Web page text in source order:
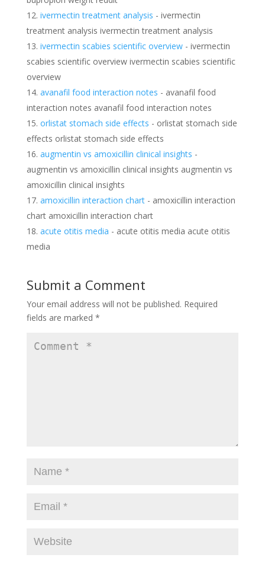
ivermectin treatment analysis - ivermectin
treatment analysis ivermectin treatment analysis
ivermectin scabies scientific overview- ivermectin
scabies scientific overview ivermectin scabies scientific
overview
avanafil food interaction notes - avanafil food
interaction notes avanafil food interaction notes
orlistat stomach side effects - orlistat stomach side
effects orlistat stomach side effects
augmentin vs amoxicillin clinical insights -
augmentin vs amoxicillin clinical insights augmentin vs
amoxicillin clinical insights
amoxicillin interaction chart- amoxicillin interaction
chart amoxicillin interaction chart
acute otitis media - acute otitis media acute otitis
media
Submit a Comment
Your email address will not be published. Required
fields are marked *